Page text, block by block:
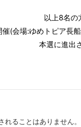
以上8名の
催(会場:ゆめトピア
本選に進出
れることはありません。